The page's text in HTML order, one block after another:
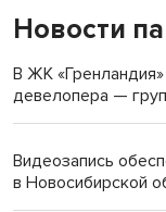
«Мы живём на
терроризируют
Новосибирский
Новости
В ЖК
девелопера —
Видеозапись
в Новосибирской